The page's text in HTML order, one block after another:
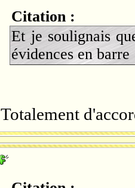
Citation :
Et je soulignais
évidences en barre
Totalement